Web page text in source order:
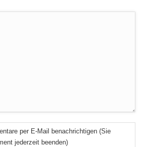
per E-Mail benachrichtigen (Sie
jederzeit beenden)